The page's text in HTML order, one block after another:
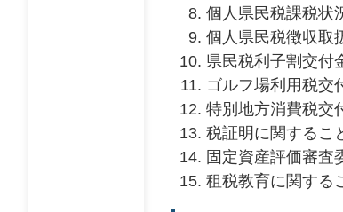
個人県民税課税状
個人県民税徴収取
県民税利子割交付
ゴルフ場利用税交
特別地方消費税交
税証明に関するこ
固定資産評価審査
租税教育に関する